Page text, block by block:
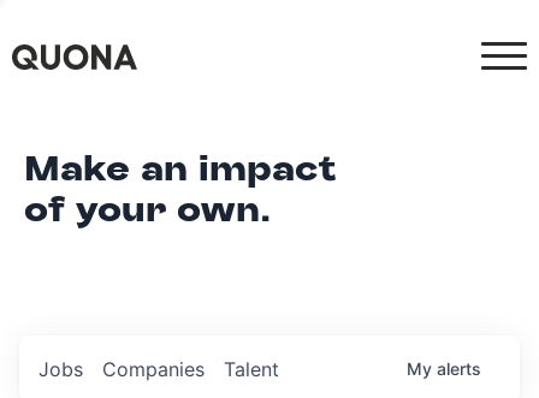
Make an impact
of your own.
Jobs Companies Talent My alerts